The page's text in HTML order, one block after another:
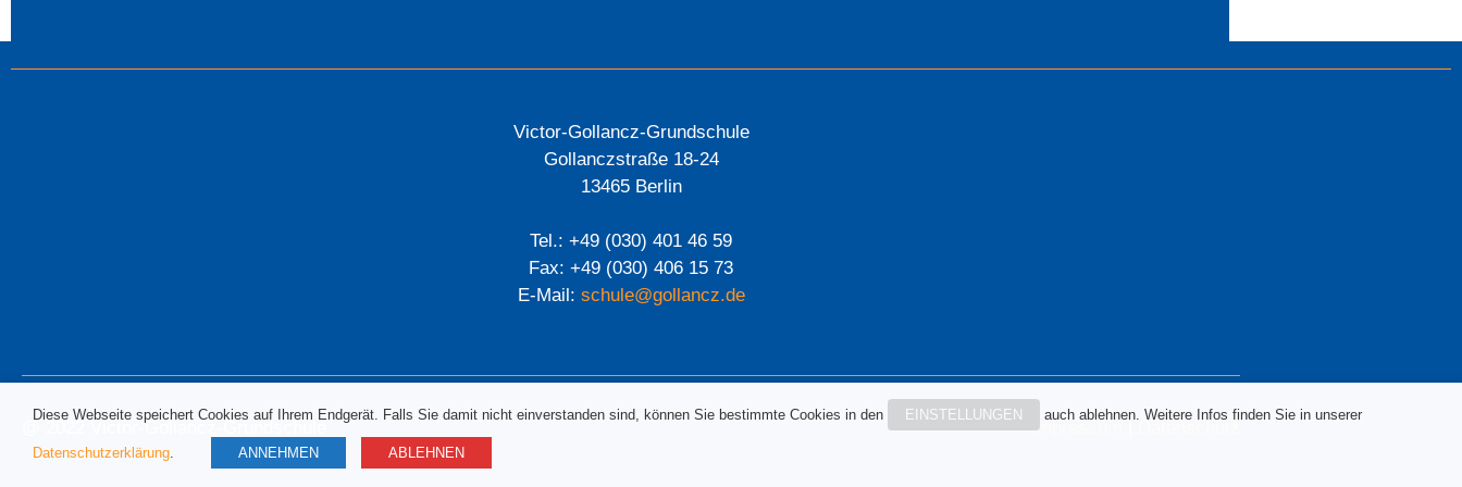
Victor-Gollancz-Grundschule
Gollanczstraße 18-24
13465 Berlin
Tel.: +49 (030) 401 46 59
Fax: +49 (030) 406 15 73
E-Mail: schule@gollancz.de
@ 2022 Victor-Gollancz-Grundschule Impressum
Diese Webseite speichert Cookies auf Ihrem Endgerät. Falls Sie damit nicht einverstanden sind, können Sie bestimmte Cookies in den EINSTELLUNGEN auch ablehnen. Weitere Infos finden Sie in unserer
Datenschutzerklärung. ANNEHMEN ABLEHNEN